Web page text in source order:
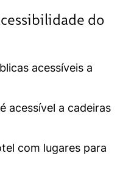
do
acessíveis a
acessível a cadeiras
com lugares para